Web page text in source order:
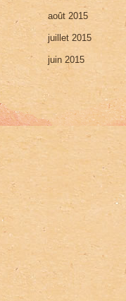
août 2015
juillet 2015
juin 2015